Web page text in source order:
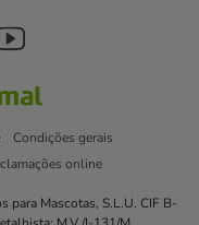
Condições gerais
online
Mascotas, S.L.U. CIF B-